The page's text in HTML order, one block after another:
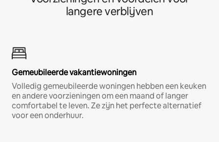
langere verblijven
Gemeubileerde vakantiewoningen
Volledig gemeubileerde woningen hebben een keuken
en andere voorzieningen om een maand of langer
comfortabel te leven. Ze zijn het perfecte alternatief
voor een onderhuur.